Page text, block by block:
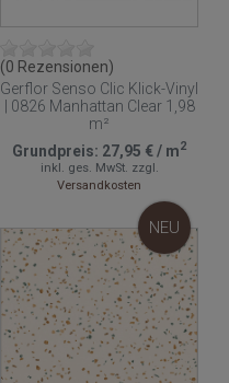
(0 Rezensionen)
Gerflor Senso Clic Klick-Vinyl
| 0826 Manhattan Clear 1,98
m²
Grundpreis: 27,95 €/ m2
inkl. ges. MwSt. zzgl.
Versandkosten
NEU